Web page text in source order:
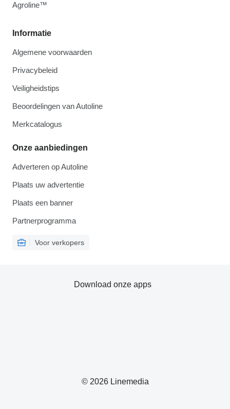
Informatie
Algemene voorwaarden
Privacybeleid
Veiligheidstips
Beoordelingen van Autoline
Merkcatalogus
Onze aanbiedingen
Adverteren op Autoline
Plaats uw advertentie
Plaats een banner
Partnerprogramma
Voor verkopers
Agroline™
© 2026 Linemedia
Download onze apps